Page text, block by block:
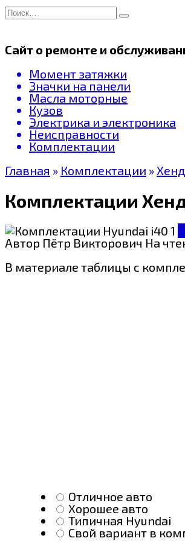
Перейти
к
Search
for:
Сайт о ремонте и
Момент затяжки
Значки на панели
Масла моторные
Кузов
Электрика и электроника
Неисправности
Комплектации
Главная » Комплектации »
Комплектации
Автор Пётр Викторович На
В материале таблицы с
Отличное авто
Хорошее авто
Типичная Hyundai
Свой вариант в